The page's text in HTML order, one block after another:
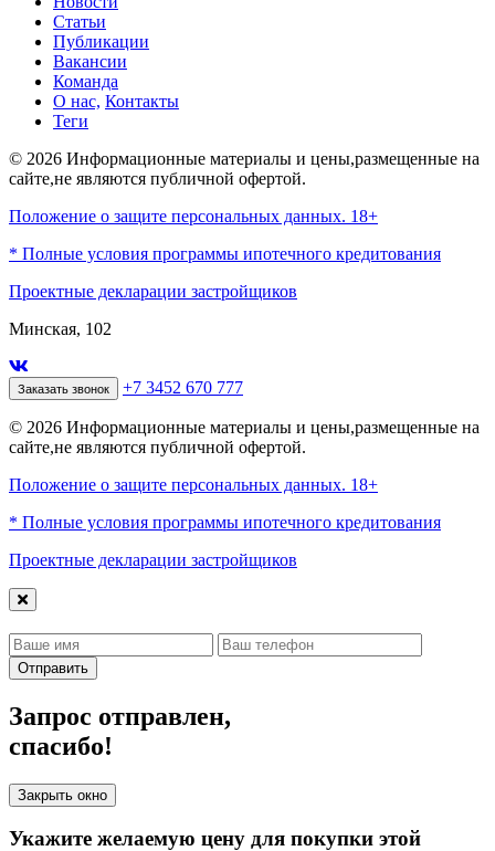
Статьи
Публикации
Вакансии
Команда
О нас, Контакты
Теги
© 2026 Информационные материалы и цены,размещенные на
сайте,не являются публичной офертой.
Положение о защите персональных данных. 18+
* Полные условия программы ипотечного кредитования
Проектные декларации застройщиков
Минская, 102
Заказать звонок +7 3452 670 777
© 2026 Информационные материалы и цены,размещенные на
сайте,не являются публичной офертой.
Положение о защите персональных данных. 18+
* Полные условия программы ипотечного кредитования
Проектные декларации застройщиков
Отправить
Запрос отправлен,
спасибо!
Закрыть окно
Укажите желаемую цену для покупки этой